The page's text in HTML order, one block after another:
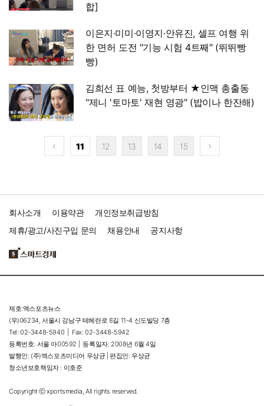
합]
이은지·미미·이영지·안유진, 셀프 여행 위
한 면허 도전 "기능 시험 4트째" (뛰뛰빵
빵)
김희선 표 예능, 첫방부터 ★인맥 총출동
"제니 '토마토' 재현 영광" (밥이나 한잔해)
11 12 13 14 15
회사소개 이용약관
개인정보취급방침
제휴/광고/사진구입 문의
채용안내 공지사항
제호:엑스포츠뉴스
(우)06234, 서울시 강남구 테헤란로 8길 11-4 신도빌딩 7층
Tel: 02-3448-5940 |
Fax: 02-3448-5942
등록번호: 서울 아00592 |
등록일자: 2008년 6월 4일
발행인: (주)엑스포츠미디어 우상균 | 편집인: 우상균
청소년보호책임자 : 이호준
Copyright ⓒ xportsmedia, All rights reserved.